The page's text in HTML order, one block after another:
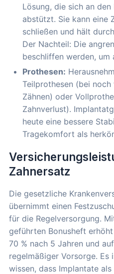
Lösung, die sich an
abstützt. Sie kann eine
schließen und hält
Der Nachteil: Die
beschliffen werden, um
Prothesen:
Teilprothesen (bei noch
Zähnen) oder
Zahnverlust).
heute eine bessere
Tragekomfort als
Zahnersatz
Die gesetzliche
übernimmt einen
für die Regelversorgung.
geführten Bonusheft
70 % nach 5 Jahren und
regelmäßiger Vorsorge.
wissen, dass Implantate